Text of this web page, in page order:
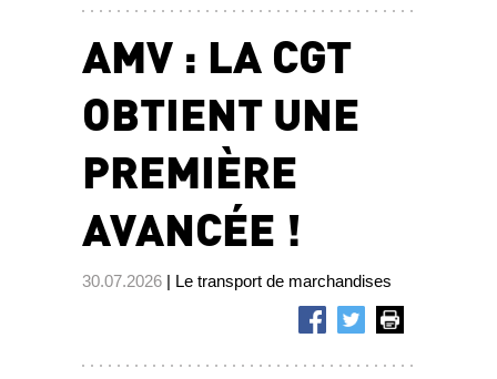
AMV : LA CGT
OBTIENT UNE
PREMIÈRE
AVANCÉE !
30.07.2026 | Le transport de marchandises